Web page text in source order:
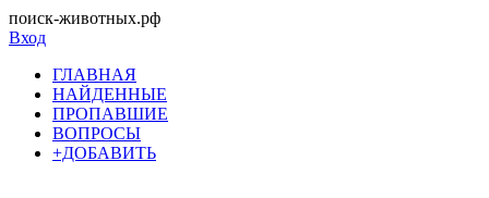
поиск-животных.рф
Вход
ГЛАВНАЯ
НАЙДЕННЫЕ
ПРОПАВШИЕ
ВОПРОСЫ
+ДОБАВИТЬ